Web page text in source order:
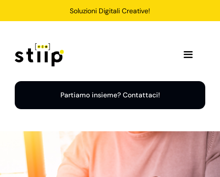
Soluzioni Digitali Creative!
Toggle
Home
Soluzioni
Partiamo insieme? Contattaci!